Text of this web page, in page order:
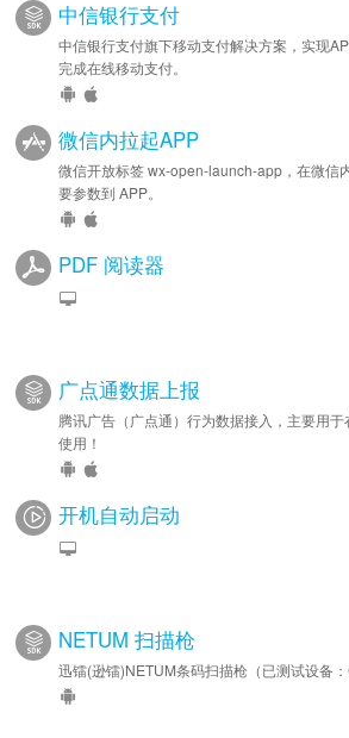
中信银行支付
中信银行支付旗下移动支付解决方案，实现
完成在线移动支付。
微信内拉起APP
微信开放标签 wx-open-launch-app，在微信
要参数到 APP。
PDF 阅读器
广点通数据上报
腾讯广告（广点通）行为数据接入，主要用
使用！
开机自动启动
NETUM 扫描枪
迅镭(逊镭)NETUM条码扫描枪（已测试设备